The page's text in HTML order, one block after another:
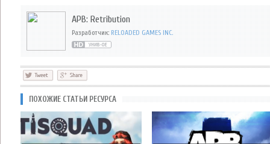
APB: Retribution
Разработчик: RELOADED GAMES INC.
ПОХОЖИЕ СТАТЬИ РЕСУРСА